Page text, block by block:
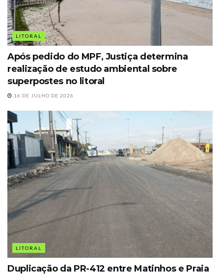
LITORAL
Após pedido do MPF, Justiça determina
realização de estudo ambiental sobre
superpostes no litoral
16 DE JULHO DE 2026
LITORAL
Duplicação da PR-412 entre Matinhos e Praia